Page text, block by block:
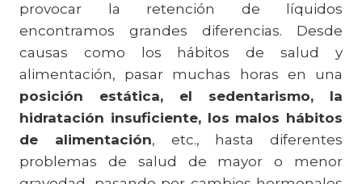
provocar la retención de líquidos
encontramos grandes diferencias. Desde
causas como los hábitos de salud y
alimentación, pasar muchas horas en una
posición estática, el sedentarismo, la
hidratación insuficiente, los malos hábitos
de alimentación, etc., hasta diferentes
problemas de salud de mayor o menor